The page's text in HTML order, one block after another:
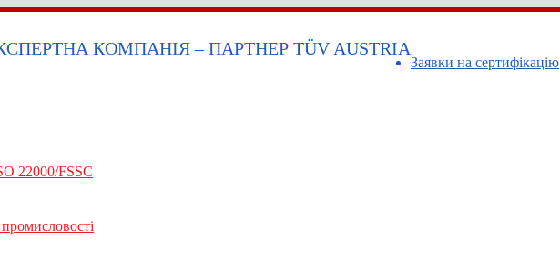
КОМПАНІЯ – ПАРТНЕР TÜV AUSTRIA
Заявки на сертифікацію
22000/FSSC